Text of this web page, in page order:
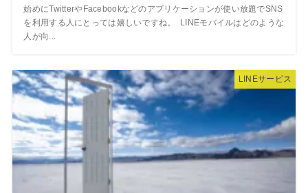
始めにTwitterやFacebookなどのアプリケーションが使い放題でSNS
を利用する人にとっては嬉しいですね。 LINEモバイルはどのような
人が向...
LINEサービス